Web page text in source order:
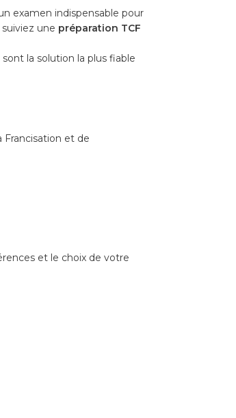
examen indispensable pour
une préparation TCF
sont la solution la plus fiable
Francisation et de
et le choix de votre